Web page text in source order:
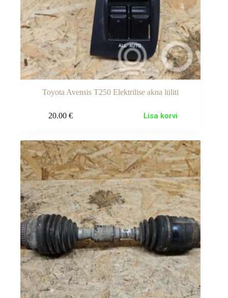
Toyota Avensis T250 Elektrilise akna lüliti
20.00 € Lisa korvi